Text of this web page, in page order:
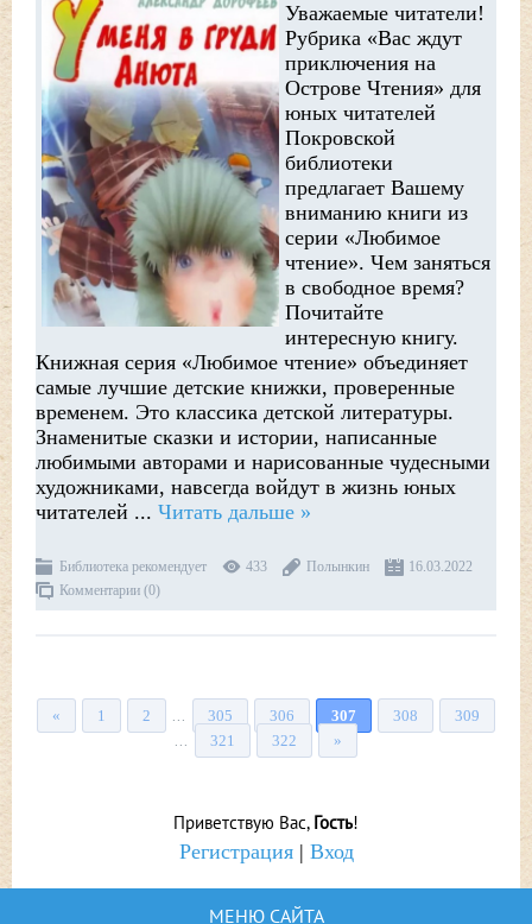
Уважаемые читатели!
Рубрика «Вас ждут
приключения на
Острове Чтения» для
юных читателей
Покровской
библиотеки
предлагает Вашему
вниманию книги из
серии «Любимое
чтение». Чем заняться
в свободное время?
Почитайте
интересную книгу.
Книжная серия «Любимое чтение» объединяет
самые лучшие детские книжки, проверенные
временем. Это классика детской литературы.
Знаменитые сказки и истории, написанные
любимыми авторами и нарисованные чудесными
художниками, навсегда войдут в жизнь юных
читателей ... Читать дальше »
Библиотека рекомендует 433 Полынкин
16.03.2022
Комментарии (0)
« 1 2 305 306 307 308 309
321 322 »
Приветствую Вас, Гость!
Регистрация| Вход
МЕНЮ САЙТА